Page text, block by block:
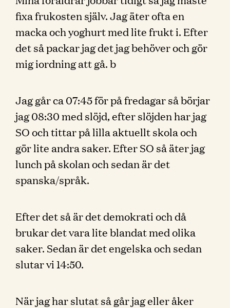
fixa frukosten själv. Jag äter ofta en
macka och yoghurt med lite frukt i. Efter
det så packar jag det jag behöver och gör
mig iordning att gå. b
Jag går ca 07:45 för på fredagar så börjar
jag 08:30 med slöjd, efter slöjden har jag
SO och tittar på lilla aktuellt skola och
gör lite andra saker. Efter SO så äter jag
lunch på skolan och sedan är det
spanska/språk.
Efter det så är det demokrati och då
brukar det vara lite blandat med olika
saker. Sedan är det engelska och sedan
slutar vi 14:50.
När jag har slutat så går jag eller åker